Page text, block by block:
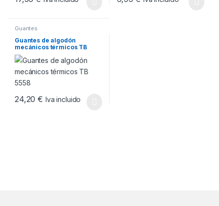
Guantes
Guantes de algodón
mecánicos térmicos TB
5558
24,20€ Iva incluido